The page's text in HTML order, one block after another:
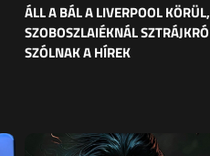
ÁLL A BÁL A LIVERPOOL KÖRÜL,
SZOBOSZLAIÉKNÁL
SZÓLNAK A HÍREK